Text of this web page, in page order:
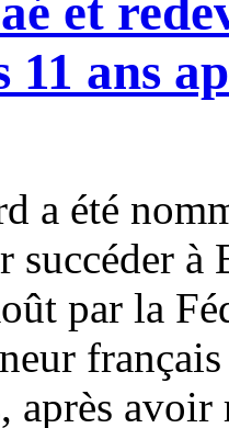
et
11 ans
a été
à
par la
après